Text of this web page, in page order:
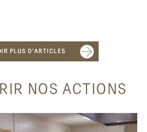
PLUS D’ARTICLES
NOS ACTIONS